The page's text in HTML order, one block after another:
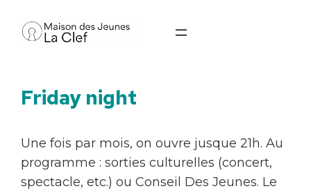
Friday night
Une fois par mois, on ouvre jusque 21h. Au
programme : sorties culturelles (concert,
spectacle, etc.) ou Conseil Des Jeunes. Le